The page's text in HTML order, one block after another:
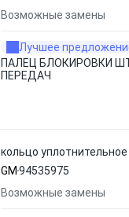
Возможные замены
Лучшее
ПАЛЕЦ БЛОКИРОВКИ
ПЕРЕДАЧ
кольцо
GM 94535975
Возможные замены